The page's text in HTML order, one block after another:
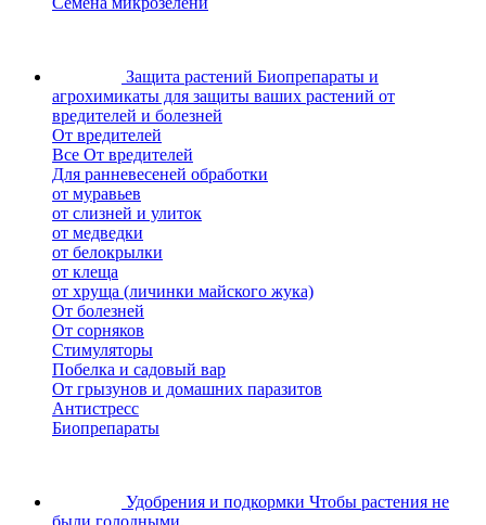
Защита растений Биопрепараты и
агрохимикаты для защиты ваших растений от
вредителей и болезней
От вредителей
Все От вредителей
Для ранневесеней обработки
от муравьев
от слизней и улиток
от медведки
от белокрылки
от клеща
от хруща (личинки майского жука)
От болезней
От сорняков
Стимуляторы
Побелка и садовый вар
От грызунов и домашних паразитов
Антистресс
Биопрепараты
Удобрения и подкормки Чтобы растения не
были голодными.